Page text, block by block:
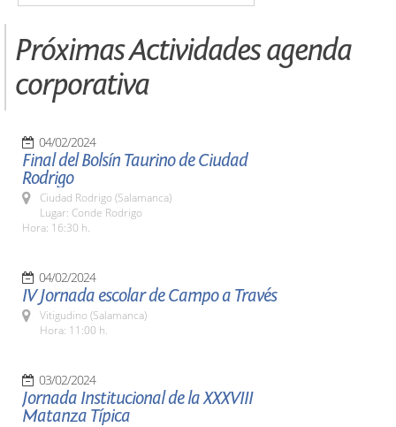
Próximas Actividades agenda
corporativa
04/02/2024
Final del Bolsín Taurino de Ciudad
Rodrigo
Ciudad Rodrigo (Salamanca)
Lugar: Conde Rodrigo
Hora: 16:30 h.
04/02/2024
IV Jornada escolar de Campo a Través
Vitigudino (Salamanca)
Hora: 11:00 h.
03/02/2024
Jornada Institucional de la XXXVIII
Matanza Típica